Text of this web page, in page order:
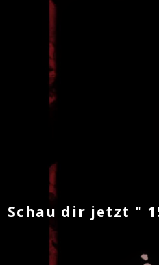
Staffel, mit den Folgen
Und hier könnt ihr in die
Schau dir jetzt "